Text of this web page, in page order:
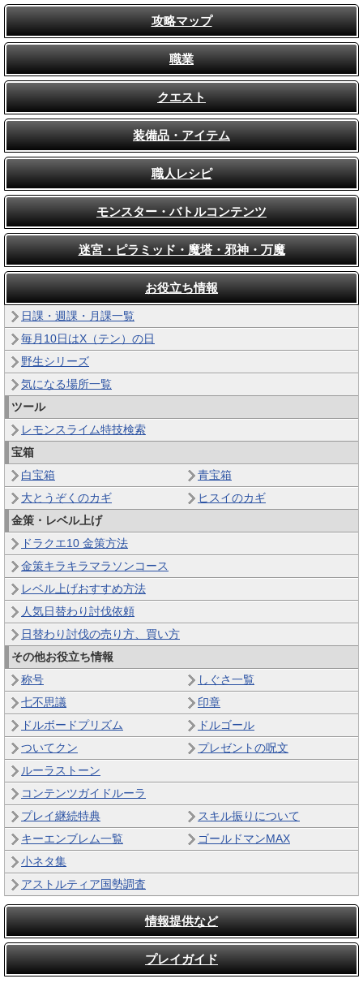
攻略マップ
職業
クエスト
装備品・アイテム
職人レシピ
モンスター・バトルコンテンツ
迷宮・ピラミッド・魔塔・邪神・万魔
お役立ち情報
日課・週課・月課一覧
毎月10日はX（テン）の日
野生シリーズ
気になる場所一覧
ツール
レモンスライム特技検索
宝箱
白宝箱
青宝箱
大とうぞくのカギ
ヒスイのカギ
金策・レベル上げ
ドラクエ10 金策方法
金策キラキラマラソンコース
レベル上げおすすめ方法
人気日替わり討伐依頼
日替わり討伐の売り方、買い方
その他お役立ち情報
称号
しぐさ一覧
七不思議
印章
ドルボードプリズム
ドルゴール
ついてクン
プレゼントの呪文
ルーラストーン
コンテンツガイドルーラ
プレイ継続特典
スキル振りについて
キーエンブレム一覧
ゴールドマンMAX
小ネタ集
アストルティア国勢調査
情報提供など
プレイガイド